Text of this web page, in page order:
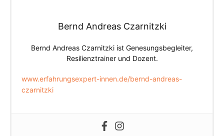
Bernd Andreas Czarnitzki
Bernd Andreas Czarnitzki ist Genesungsbegleiter,
Resilienztrainer und Dozent.
www.erfahrungsexpert-innen.de/bernd-andreas-
czarnitzki